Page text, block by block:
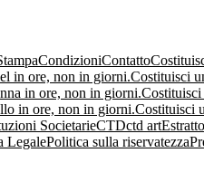
CondizioniContatto
in ore, non in giorni.Costituisci
in ore, non in giorni.
in ore, non in giorni.Costituisci
SocietarieCTDctd art
LegalePolitica sulla riservatezza